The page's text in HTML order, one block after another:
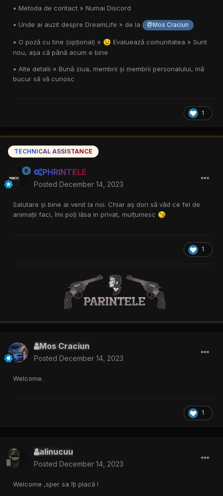
▪︎ Metoda de contact » Numai Discord
▪︎ Unde ai auzit despre DreamLife » de la @Mos Craciun
▪︎ O poză cu tine (opțional) » 😉 Evaluează comunitatea » Sunt
nou, așa că până acum e bine
▪︎ Alte detalii » Bună ziua, membrii și membrii personalului, mă
bucur să vă cunosc
1
TECHNICAL ASSISTANCE
PHRINTELE
Posted December 14, 2023
Salutare și bine ai venit la noi. Chiar aș dori să văd ce fel de
animații faci, îmi poți lăsa in privat, mulțumesc 😘
1
Mos Craciun
Posted December 14, 2023
Welcome.
1
alinucuu
Posted December 14, 2023
Welcome ,sper sa îți placă !